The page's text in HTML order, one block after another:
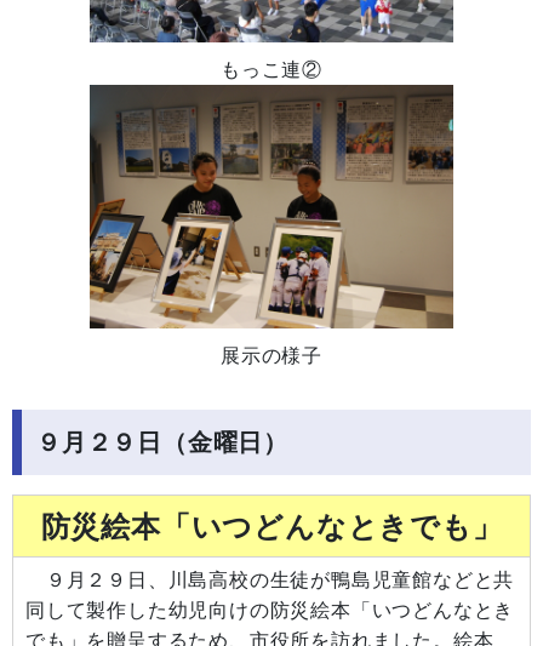
もっこ連②
展示の様子
９月２９日（金曜日）
防災絵本「いつどんなときでも」
９月２９日、川島高校の生徒が鴨島児童館などと共
同して製作した幼児向けの防災絵本「いつどんなとき
でも」を贈呈するため、市役所を訪れました。絵本